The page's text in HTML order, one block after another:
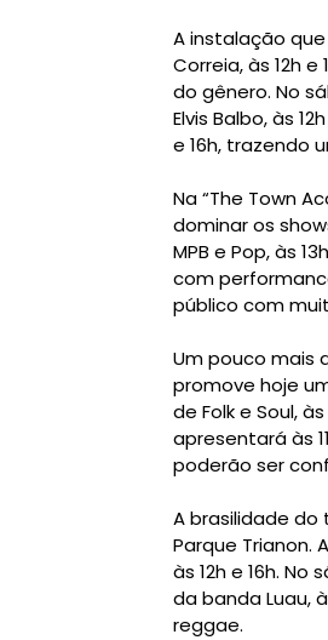
A instalação
Correia, às 12h
do gênero. No
Elvis Balbo, às
e 16h, trazendo
Na “The Town
dominar os
MPB e Pop, às
com
público com
Um pouco mais
promove hoje
de Folk e Soul,
apresentará às
poderão ser
A brasilidade do
Parque Trianon.
às 12h e 16h.
da banda Luau,
reggae.